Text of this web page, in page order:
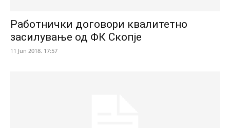
Работнички договори квалитетно
засилување од ФК Скопје
11 Jun 2018. 17:57